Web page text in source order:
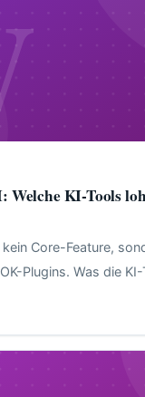
KI-Tools
Core-Feature,
Plugins. Was die